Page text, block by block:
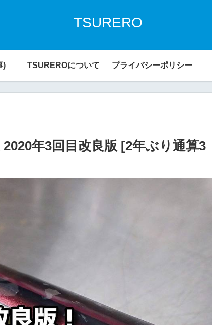
TSURERO
) TSUREROについて プライバシーポリシー
年3回目改良版 [2年ぶり通算3